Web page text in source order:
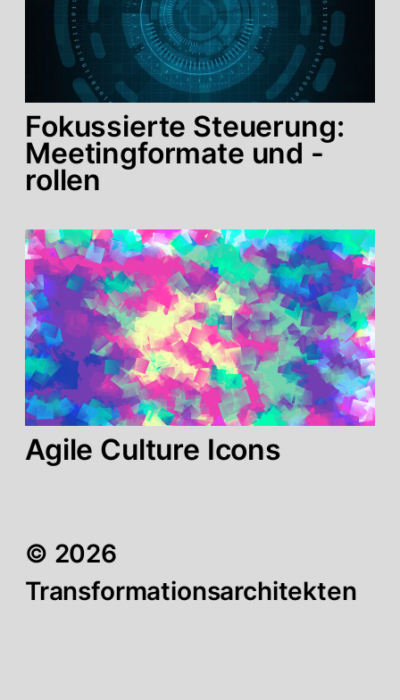
Fokussierte Steuerung:
Meetingformate und -
rollen
Agile Culture Icons
© 2026
Transformationsarchitekten